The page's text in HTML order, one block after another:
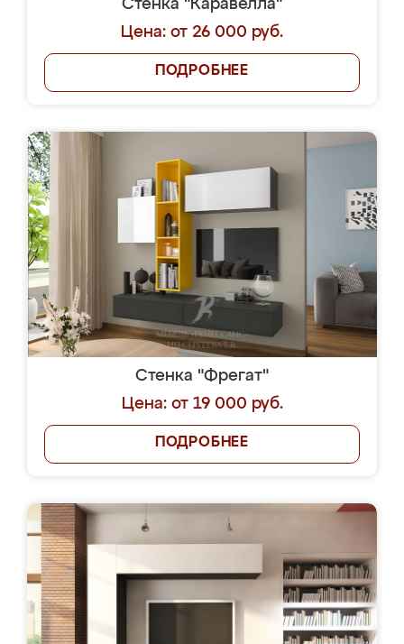
Стенка "Каравелла"
Цена: от 26 000 руб.
ПОДРОБНЕЕ
Стенка "Фрегат"
Цена: от 19 000 руб.
ПОДРОБНЕЕ